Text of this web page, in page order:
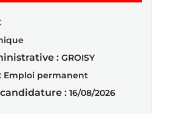
: GROISY
Emploi permanent
: 16/08/2026